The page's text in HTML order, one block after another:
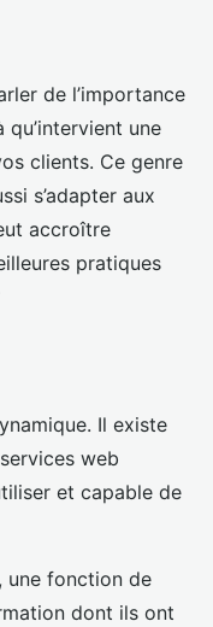
de l’importance
une
clients. Ce genre
s’adapter aux
accroître
pratiques
Il existe
web
et capable de
une fonction de
dont ils ont